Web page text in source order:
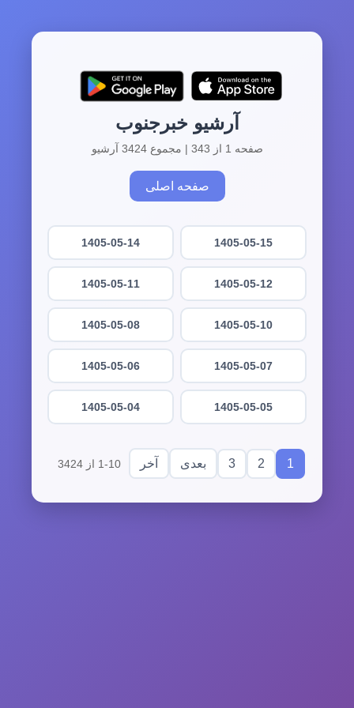
آرشیو خبرجنوب
صفحه 1 از 343 | مجموع 3424 آرشیو
صفحه اصلی
1405-05-15
1405-05-14
1405-05-12
1405-05-11
1405-05-10
1405-05-08
1405-05-07
1405-05-06
1405-05-05
1405-05-04
1
2
3 بعدی آخر 1-10 از 3424